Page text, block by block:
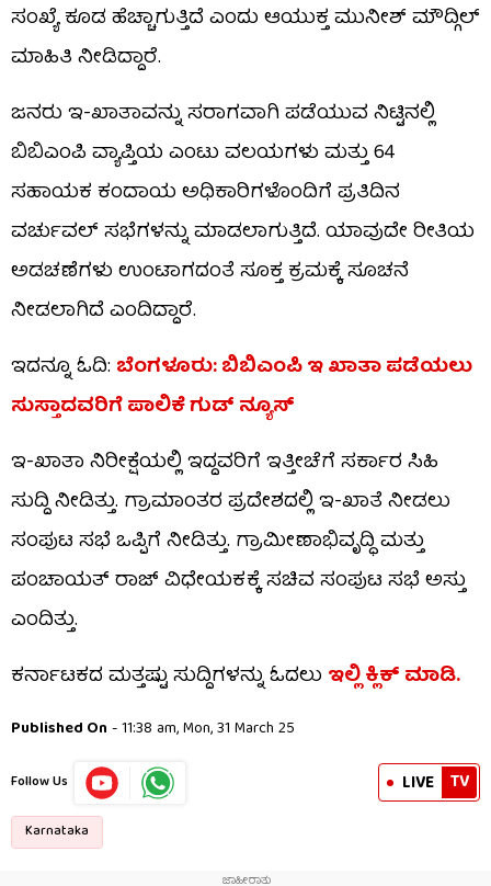
ಸಂಖ್ಯೆ ಕೂಡ ಹೆಚ್ಚಾಗುತ್ತಿದೆ ಎಂದು ಆಯುಕ್ತ ಮುನೀಶ್ ಮೌದ್ಗಿಲ್
ಮಾಹಿತಿ ನೀಡಿದ್ದಾರೆ.
ಜನರು ಇ-ಖಾತಾವನ್ನು ಸರಾಗವಾಗಿ ಪಡೆಯುವ ನಿಟ್ಟಿನಲ್ಲಿ
ಬಿಬಿಎಂಪಿ ವ್ಯಾಪ್ತಿಯ ಎಂಟು ವಲಯಗಳು ಮತ್ತು 64
ಸಹಾಯಕ ಕಂದಾಯ ಅಧಿಕಾರಿಗಳೊಂದಿಗೆ ಪ್ರತಿದಿನ
ವರ್ಚುವಲ್ ಸಭೆಗಳನ್ನು ಮಾಡಲಾಗುತ್ತಿದೆ. ಯಾವುದೇ ರೀತಿಯ
ಅಡಚಣೆಗಳು ಉಂಟಾಗದಂತೆ ಸೂಕ್ತ ಕ್ರಮಕ್ಕೆ ಸೂಚನೆ
ನೀಡಲಾಗಿದೆ ಎಂದಿದ್ದಾರೆ.
ಇದನ್ನೂ ಓದಿ: ಬೆಂಗಳೂರು: ಬಿಬಿಎಂಪಿ ಇ ಖಾತಾ ಪಡೆಯಲು
ಸುಸ್ತಾದವರಿಗೆ ಪಾಲಿಕೆ ಗುಡ್ ನ್ಯೂಸ್
ಇ-ಖಾತಾ ನಿರೀಕ್ಷೆಯಲ್ಲಿ ಇದ್ದವರಿಗೆ ಇತ್ತೀಚೆಗೆ ಸರ್ಕಾರ ಸಿಹಿ
ಸುದ್ದಿ ನೀಡಿತ್ತು. ಗ್ರಾಮಾಂತರ ಪ್ರದೇಶದಲ್ಲಿ ಇ-ಖಾತೆ ನೀಡಲು
ಸಂಪುಟ ಸಭೆ ಒಪ್ಪಿಗೆ ನೀಡಿತ್ತು. ಗ್ರಾಮೀಣಾಭಿವೃದ್ಧಿ ಮತ್ತು
ಪಂಚಾಯತ್ ರಾಜ್ ವಿಧೇಯಕಕ್ಕೆ ಸಚಿವ ಸಂಪುಟ ಸಭೆ ಅಸ್ತು
ಎಂದಿತ್ತು.
ಕರ್ನಾಟಕದ ಮತ್ತಷ್ಟು ಸುದ್ದಿಗಳನ್ನು ಓದಲು ಇಲ್ಲಿ ಕ್ಲಿಕ್ ಮಾಡಿ.
Published On - 11:38 am, Mon, 31 March 25
Follow Us LIVE TV
Karnataka